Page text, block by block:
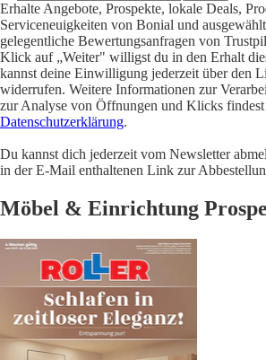
Erhalte Angebote, Prospekte, lokale Deals,
Serviceneuigkeiten von Bonial und
gelegentliche Bewertungsanfragen von
Klick auf „Weiter" willigst du in den Erhalt
kannst deine Einwilligung jederzeit über den
widerrufen. Weitere Informationen zur
zur Analyse von Öffnungen und Klicks findest
Datenschutzerklärung.
Du kannst dich jederzeit vom Newsletter
in der E-Mail enthaltenen Link zur
Möbel & Einrichtung